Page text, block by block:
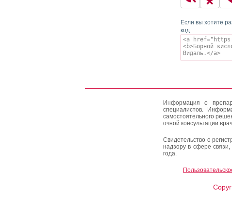
Если вы хотите
код
Информация о
специалистов.
самостоятельного
очной консультации
Свидетельство о
надзору в сфере
года.